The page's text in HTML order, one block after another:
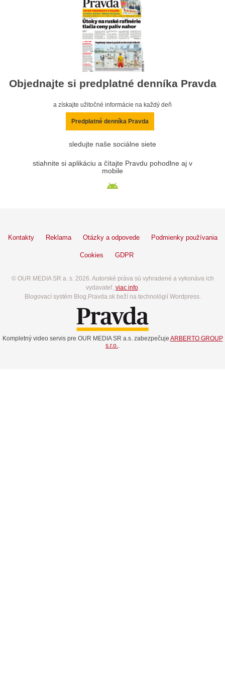
Objednajte si predplatné denníka Pravda
a získajte užitočné informácie na každý deň
Predplatné denníka Pravda
sledujte naše sociálne siete
stiahnite si aplikáciu a čítajte Pravdu pohodlne aj v
mobile
Kontakty Reklama Otázky a odpovede Podmienky používania
Cookies GDPR
© OUR MEDIA SR a. s. 2026. Autorské práva sú vyhradené a vykonáva ich
vydavateľ, viac info.
Blogovací systém Blog.Pravda.sk beží na technológií Wordpress.
Kompletný video servis pre OUR MEDIA SR a.s. zabezpečuje ARBERTO GROUP
s.r.o.